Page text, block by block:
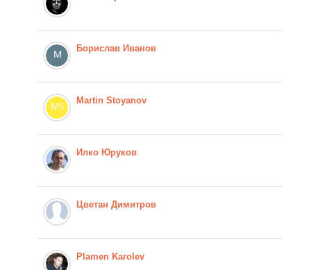
Борислав Иванов
Martin Stoyanov
Илко Юруков
Цветан Димитров
Plamen Karolev